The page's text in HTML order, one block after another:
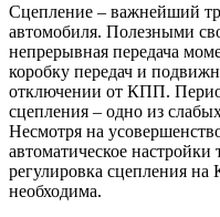
Сцепление – важнейший
автомобиля. Полезными
непрерывная передача
коробку передач и
отключении от КПП.
сцепления – одно из
Несмотря на
автоматическое настройки
регулировка сцепления на
необходима.